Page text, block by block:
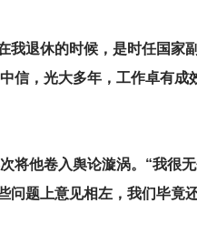
退休的时候，是时任国家
，光大多年，工作卓有成
将他卷入舆论漩涡。“我很
题上意见相左，我们毕竟